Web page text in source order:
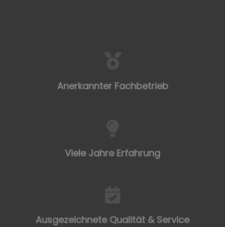
Anerkannter Fachbetrieb
Viele Jahre Erfahrung
Ausgezeichnete Qualität & Service